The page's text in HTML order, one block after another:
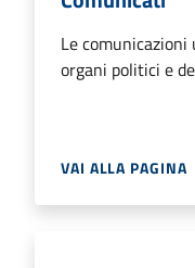
Le
organi politici e
VAI ALLA PAGINA